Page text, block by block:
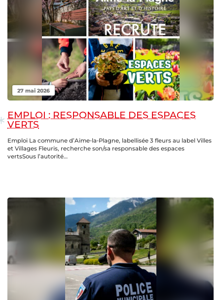
27 mai 2026
EMPLOI : RESPONSABLE DES ESPACES
VERTS
Emploi La commune d’Aime‑la‑Plagne, labellisée 3 fleurs au label Villes
et Villages Fleuris, recherche son/sa responsable des espaces
vertsSous l’autorité…